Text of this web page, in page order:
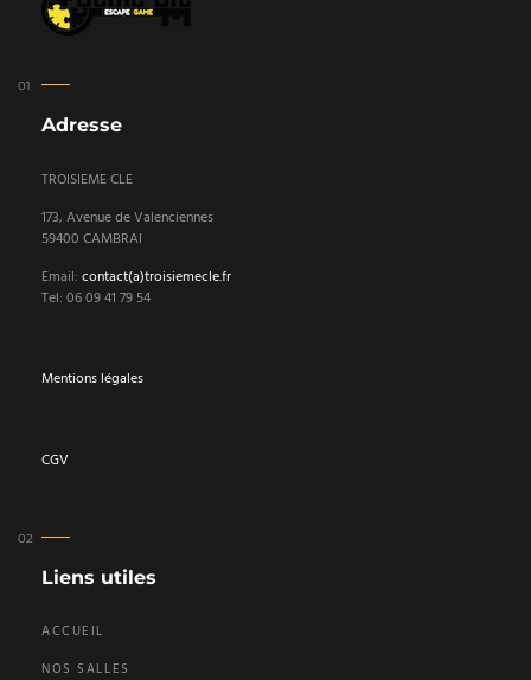
Adresse
TROISIEME CLE
173, Avenue de Valenciennes
59400 CAMBRAI
Email: contact(a)troisiemecle.fr
Tel: 06 09 41 79 54
Mentions légales
CGV
Liens utiles
ACCUEIL
NOS SALLES